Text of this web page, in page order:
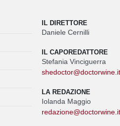
IL DIRETTORE
Daniele Cernilli
IL CAPOREDATTORE
Stefania Vinciguerra
shedoctor@doctorwine.it
LA REDAZIONE
Iolanda Maggio
redazione@doctorwine.it